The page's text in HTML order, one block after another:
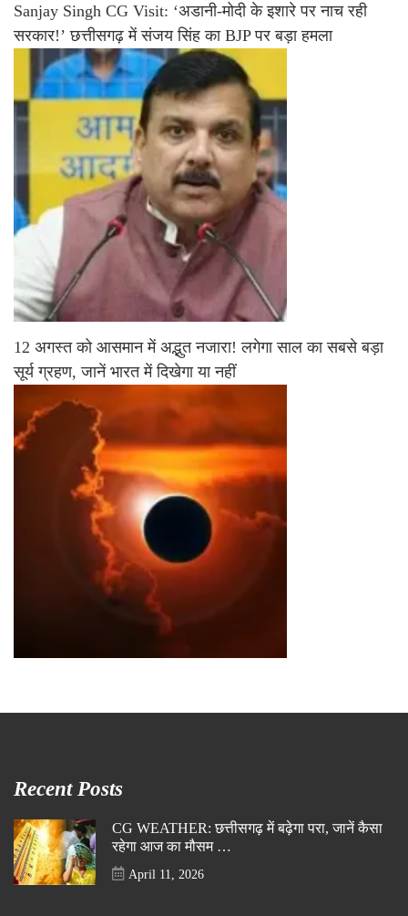
Sanjay Singh CG Visit: ‘अडानी-मोदी के इशारे पर नाच रही
सरकार!’ छत्तीसगढ़ में संजय सिंह का BJP पर बड़ा हमला
12 अगस्त को आसमान में अद्भुत नजारा! लगेगा साल का सबसे बड़ा
सूर्य ग्रहण, जानें भारत में दिखेगा या नहीं
Recent Posts
CG WEATHER: छत्तीसगढ़ में बढ़ेगा परा, जानें कैसा
रहेगा आज का मौसम …
April 11, 2026